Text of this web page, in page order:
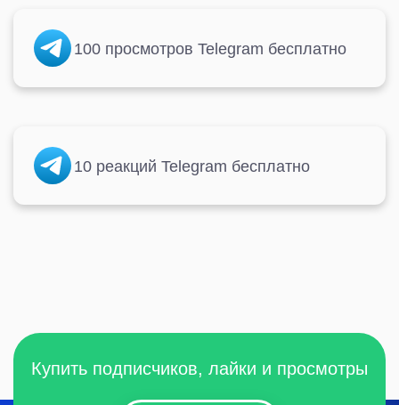
100 просмотров Telegram бесплатно
10 реакций Telegram бесплатно
Купить подписчиков, лайки и просмотры